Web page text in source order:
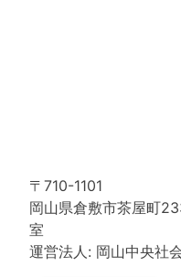
〒710-1101
岡山県倉敷市茶屋町
室
運営法人: 岡山中央社